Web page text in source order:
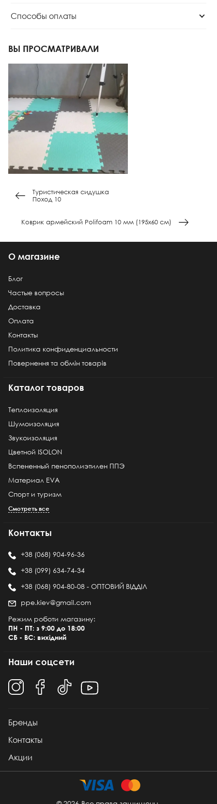
Способы оплаты
ВЫ ПРОСМАТРИВАЛИ
Туристическая сидушка
Поход 10
Коврик армейский Polifoam 10 мм (195х60 см)
О магазине
Блог
Частые вопросы
Доставка
Оплата
Контакты
Политика конфиденциальности
Повернення та обмін товарів
Каталог товаров
Теплоизоляция
Шумоизоляция
Звукоизоляция
Цветной ISOLON
Вспененный пенополиэтилен ППЭ
Материал EVA
Спорт и туризм
Смотреть все
Контакты
+38 (068) 904-96-36
+38 (099) 634-74-34
+38 (068) 904-80-08 - ОПТОВИЙ ВІДДІЛ
ppe.kiev@gmail.com
Режим роботи магазину:
ПН - ПТ: з 9:00 до 18:00
СБ - ВС: вихідний
Наши соцсети
Бренды
Контакты
Акции